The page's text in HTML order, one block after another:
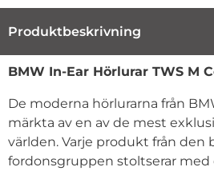
Produktbeskrivning
BMW In-Ear Hörlurar TWS M
De moderna hörlurarna från
märkta av en av de mest
världen. Varje produkt från den
fordonsgruppen stoltserar med